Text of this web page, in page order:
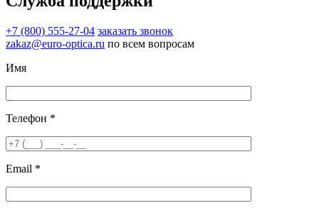
+7 (800) 555-27-04 заказать звонок
zakaz@euro-optica.ru по всем вопросам
Имя
Телефон *
Email *